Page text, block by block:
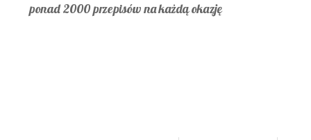
ponad 2000 przepisów na każdą okazję